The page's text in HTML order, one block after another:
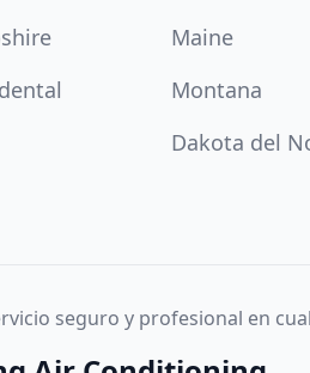
Maine
Montana
Dakota del
seguro y profesional en